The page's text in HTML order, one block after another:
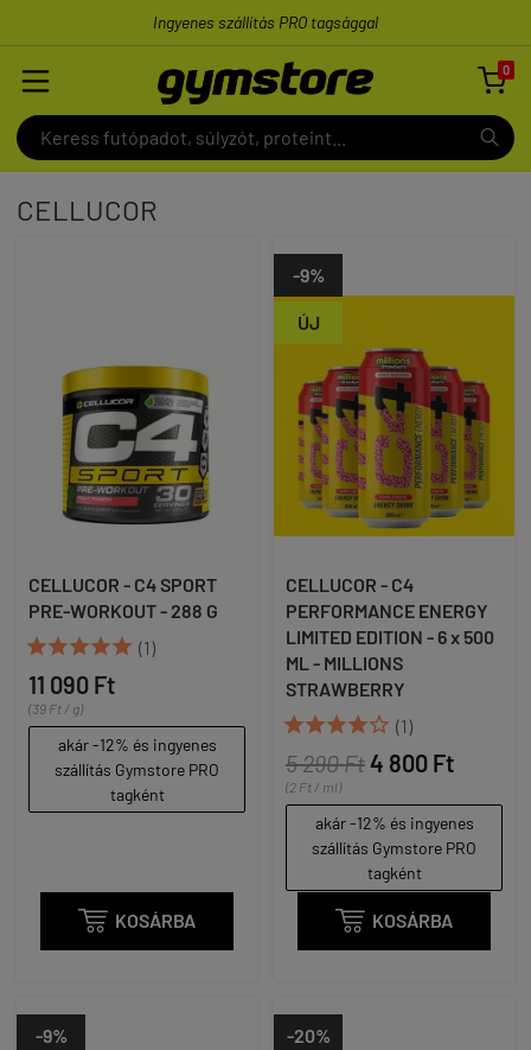
Ingyenes szállítás PRO tagsággal
0

CELLUCOR
CELLUCOR - C4 SPORT
PRE-WORKOUT - 288 G
 (1)
11 090 Ft
(39 Ft / g)
akár -12% és ingyenes
szállítás Gymstore PRO
tagként
 KOSÁRBA
ÚJ
-9%
CELLUCOR - C4
PERFORMANCE ENERGY
LIMITED EDITION - 6 x 500
ML - MILLIONS
STRAWBERRY
 (1)
5 290 Ft4 800 Ft
(2 Ft / ml)
akár -12% és ingyenes
szállítás Gymstore PRO
tagként
 KOSÁRBA
-9% -20%